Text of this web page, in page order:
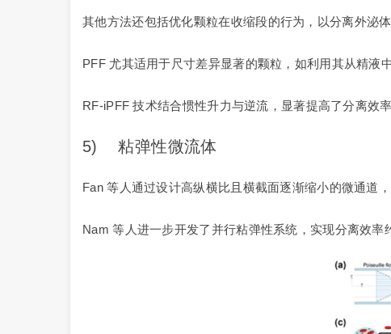
其他方法还包括优化颗粒在收缩段的行为，以分离外泌体
PFF 尤其适用于尺寸差异显著的颗粒，如利用其从精液
RF-iPFF 技术结合惯性升力与逆流，显著提高了分离效
5) 粘弹性微流体
Fan 等人通过设计高纵横比且横截面逐渐缩小的微通道
Nam 等人进一步开发了并行粘弹性系统，实现分离效率